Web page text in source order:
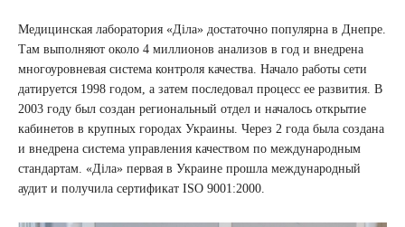
Медицинская лаборатория «Діла» достаточно популярна в Днепре.
Там выполняют около 4 миллионов анализов в год и внедрена
многоуровневая система контроля качества. Начало работы сети
датируется 1998 годом, а затем последовал процесс ее развития. В
2003 году был создан региональный отдел и началось открытие
кабинетов в крупных городах Украины. Через 2 года была создана
и внедрена система управления качеством по международным
стандартам. «Діла» первая в Украине прошла международный
аудит и получила сертификат ISO 9001:2000.